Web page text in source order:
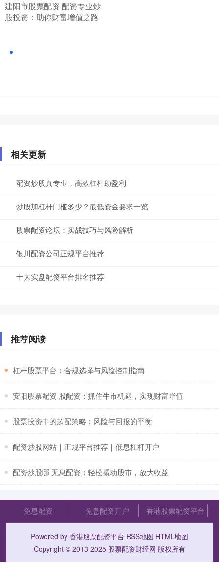
​建阳市股票配资 配资专业炒
股投资：助你财富增值之路
相关更新
配资炒股真专业，高效杠杆助盈利
炒股加杠杆门槛多少？最低资金要求一览
股票配资论坛：实战技巧与风险解析
银川配资公司正规平台推荐
十大实盘配资平台排名推荐
推荐阅读
​杠杆股票平台：合规选择与风险控制指南
​安阳股票配资 股配资：抓住牛市机遇，实现财富增值
​股票投资中的超配策略：风险与回报的平衡
​配资炒股网站｜正规平台推荐｜低息杠杆开户
​配资炒股哪 无息配资：轻松撬动股市，放大收益
免息配资 免息配资开户 香港股票配资平台
Powered by 香港股票配资平台 RSS地图 HTML地图
Copyright © 2013-2025 股票配资财经网 版权所有